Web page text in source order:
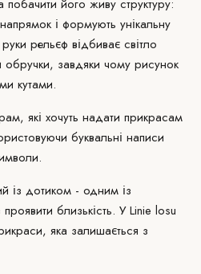
його живу структуру:
і формують унікальну
рельєф відбиває світло
обручки, завдяки чому рисунок
кутами.
які хочуть надати прикрасам
буквальні написи
із дотиком - одним із
близькість. У Linie losu
яка залишається з